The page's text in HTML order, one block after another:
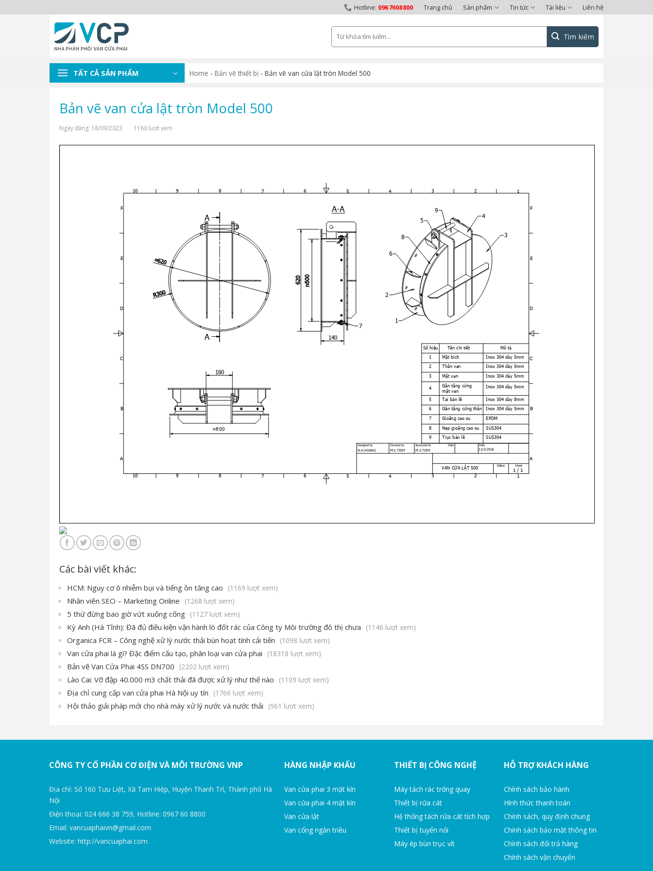
to
0967608800 Trang chủ Sản phẩm Tin tức Tài liệu Liên hệ
Tìm
kiếm:
TẤT CẢ SẢN PHẨM Home - Bản vẽ thiết bị - Bản vẽ van cửa lật tròn Model 500
Bản vẽ van cửa lật tròn Model 500
Ngày đăng: 18/09/2023 1160 lượt xem
Các bài viết khác:
HCM: Nguy cơ ô nhiễm bụi và tiếng ồn tăng cao (1169 lượt xem)
Nhân viên SEO – Marketing Online (1268 lượt xem)
5 thứ đừng bao giờ vứt xuống cống (1127 lượt xem)
Kỳ Anh (Hà Tĩnh): Đã đủ điều kiện vận hành lò đốt rác của Công ty Môi trường đô thị chưa (1146 lượt xem)
Organica FCR – Công nghệ xử lý nước thải bùn hoạt tính cải tiến (1098 lượt xem)
Van cửa phai là gì? Đặc điểm cấu tạo, phân loại van cửa phai (18318 lượt xem)
Bản vẽ Van Cửa Phai 4SS DN700 (2202 lượt xem)
Lào Cai: Vỡ đập 40.000 m3 chất thải đã được xử lý như thế nào (1109 lượt xem)
Địa chỉ cung cấp van cửa phai Hà Nội uy tín (1766 lượt xem)
Hội thảo giải pháp mới cho nhà máy xử lý nước và nước thải (961 lượt xem)
CÔNG TY CỔ PHẦN CƠ ĐIỆN VÀ MÔI TRƯỜNG VNP
Địa chỉ: Số 160 Tựu Liệt, Xã Tam Hiệp, Huyện Thanh Trì, Thành phố Hà
Nội
Điện thoại: 024 666 38 759, Hotline: 0967 60 8800
Email: vancuaphaivn@gmail.com
Website: http://vancuaphai.com
HÀNG NHẬP KHẨU
Van cửa phai 3 mặt kín
Van cửa phai 4 mặt kín
Van cửa lật
Van cổng ngăn triều
THIẾT BỊ CÔNG NGHỆ
Máy tách rác trống quay
Thiết bị rửa cát
Hệ thống tách rửa cát tích hợp
Thiết bị tuyển nổi
Máy ép bùn trục vít
HỖ TRỢ KHÁCH HÀNG
Chính sách bảo hành
Hình thức thanh toán
Chính sách, quy định chung
Chính sách bảo mật thông tin
Chính sách đổi trả hàng
Chính sách vận chuyển